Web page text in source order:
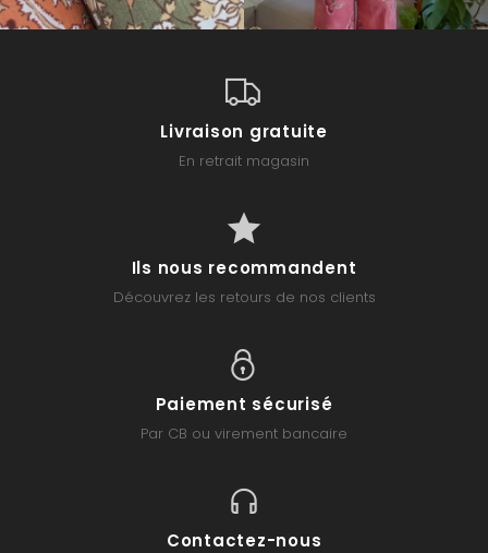
Livraison gratuite
En retrait magasin
Ils nous recommandent
Découvrez les retours de nos clients
Paiement sécurisé
Par CB ou virement bancaire
Contactez-nous